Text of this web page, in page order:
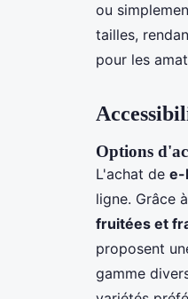
ou
tailles,
pour les
Options
L'achat de e-
ligne. Grâce
fruitées et
proposent
gamme